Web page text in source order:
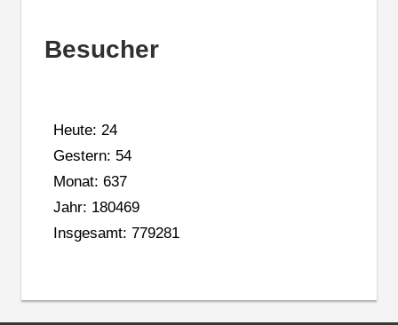
Besucher
Heute: 24
Gestern: 54
Monat: 637
Jahr: 180469
Insgesamt: 779281